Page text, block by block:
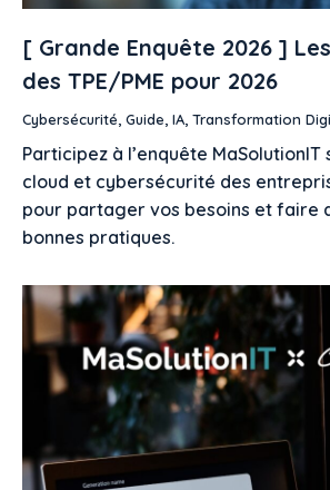
[ Grande Enquête 2026 ]
des TPE/PME pour 2026
Cybersécurité, Guide, IA, Transformation
Participez à l’enquête MaSolutionIT
cloud et cybersécurité des
pour partager vos besoins et faire
bonnes pratiques.